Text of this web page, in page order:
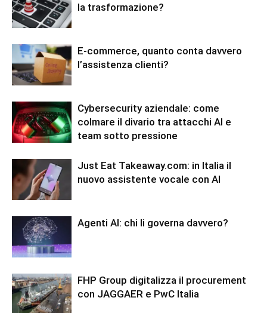
la trasformazione?
E-commerce, quanto conta davvero
l’assistenza clienti?
Cybersecurity aziendale: come
colmare il divario tra attacchi AI e
team sotto pressione
Just Eat Takeaway.com: in Italia il
nuovo assistente vocale con AI
Agenti AI: chi li governa davvero?
FHP Group digitalizza il procurement
con JAGGAER e PwC Italia